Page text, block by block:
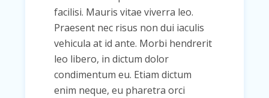
facilisi. Mauris vitae viverra leo.
Praesent nec risus non dui iaculis
vehicula at id ante. Morbi hendrerit
leo libero, in dictum dolor
condimentum eu. Etiam dictum
enim neque, eu pharetra orci